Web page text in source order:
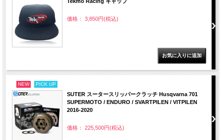
価格： 3,850円(税込)
NEW PICK UP
SUTER スータースリッパークラッチ Husqvarna 701
SUPERMOTO / ENDURO / SVARTPILEN / VITPILEN
2016-2020
価格： 225,500円(税込)